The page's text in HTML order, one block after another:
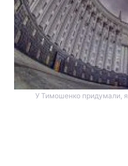
У Тимошенко придумали,